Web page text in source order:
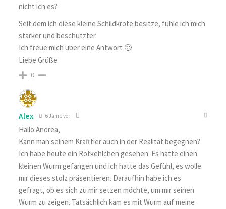
nicht ich es?
Seit dem ich diese kleine Schildkröte besitze, fühle ich mich
stärker und beschützter.
Ich freue mich über eine Antwort 🙂
Liebe Grüße
0
Alex 6 Jahre vor
Hallo Andrea,
Kann man seinem Krafttier auch in der Realität begegnen?
Ich habe heute ein Rotkehlchen gesehen. Es hatte einen
kleinen Wurm gefangen und ich hatte das Gefühl, es wolle
mir dieses stolz präsentieren. Daraufhin habe ich es
gefragt, ob es sich zu mir setzen möchte, um mir seinen
Wurm zu zeigen. Tatsächlich kam es mit Wurm auf meine